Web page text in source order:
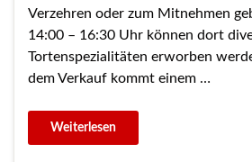
Verzehren oder zum Mitnehmen
14:00 – 16:30 Uhr können dort
Tortenspezialitäten erworben
dem Verkauf kommt einem …